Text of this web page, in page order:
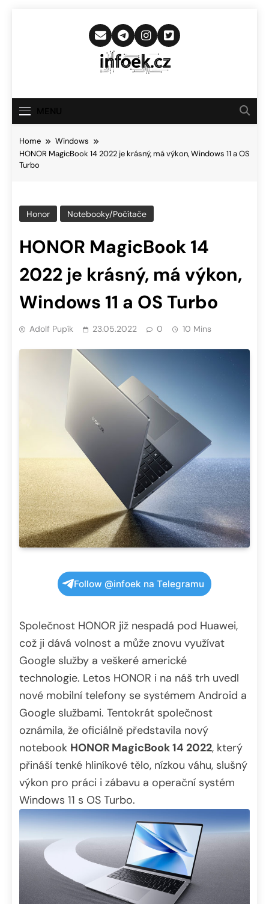
Infoek.cz
Novinkám
Home
Windows
HONOR MagicBook 14 2022 je krásný, má výkon, Windows 11 a OS
Turbo
Honor Notebooky/Počítače
HONOR MagicBook 14
2022 je krásný, má výkon,
Windows 11 a OS Turbo
Adolf Pupík 23.05.2022 0 10 Mins
Follow @infoek na Telegramu
Společnost HONOR již nespadá pod Huawei,
což ji dává volnost a může znovu využívat
Google služby a veškeré americké
technologie. Letos HONOR i na náš trh uvedl
nové mobilní telefony se systémem Android a
Google službami. Tentokrát společnost
oznámila, že oficiálně představila nový
notebook HONOR MagicBook 14 2022, který
přináší tenké hliníkové tělo, nízkou váhu, slušný
výkon pro práci i zábavu a operační systém
Windows 11 s OS Turbo.